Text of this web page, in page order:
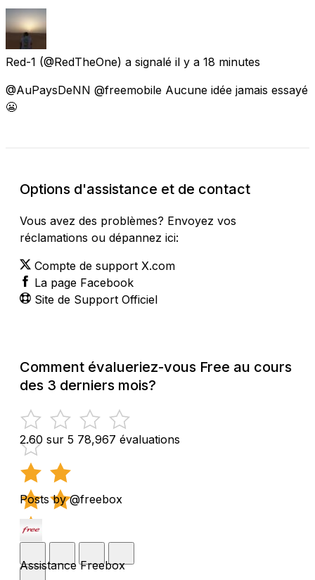
Red-1 (@RedTheOne) a signalé il y a 18 minutes
@AuPaysDeNN @freemobile Aucune idée jamais essayé
😬
Options d'assistance et de contact
Vous avez des problèmes? Envoyez vos
réclamations ou dépannez ici:
Compte de support X.com
La page Facebook
Site de Support Officiel
Comment évalueriez-vous Free au cours
des 3 derniers mois?
2.60 sur 5 78,967 évaluations
Posts by @freebox
Assistance Freebox